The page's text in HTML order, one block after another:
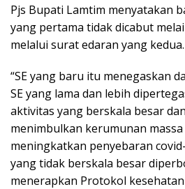
Pjs Bupati Lamtim menyatakan
yang pertama tidak dicabut
melalui surat edaran yang kedua.
“SE yang baru itu menegaskan
SE yang lama dan lebih
aktivitas yang berskala besar
menimbulkan kerumunan
meningkatkan penyebaran
yang tidak berskala besar
menerapkan Protokol